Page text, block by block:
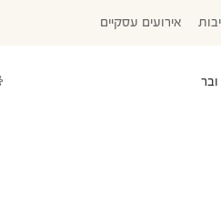
אירועים עסקיים
ובר